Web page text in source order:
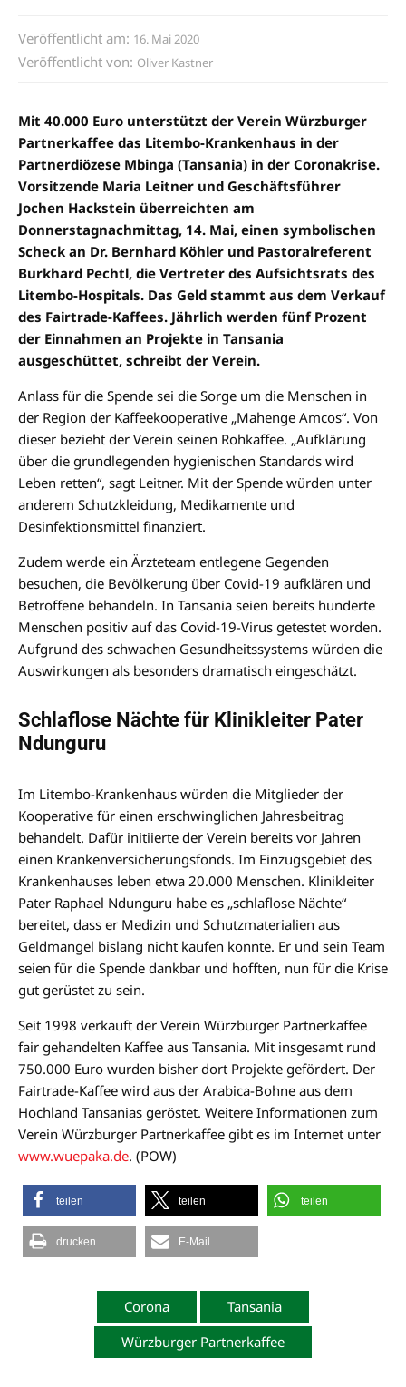
Veröffentlicht am: 16. Mai 2020
Veröffentlicht von: Oliver Kastner
Mit 40.000 Euro unterstützt der Verein Würzburger
Partnerkaffee das Litembo-Krankenhaus in der
Partnerdiözese Mbinga (Tansania) in der Coronakrise.
Vorsitzende Maria Leitner und Geschäftsführer
Jochen Hackstein überreichten am
Donnerstagnachmittag, 14. Mai, einen symbolischen
Scheck an Dr. Bernhard Köhler und Pastoralreferent
Burkhard Pechtl, die Vertreter des Aufsichtsrats des
Litembo-Hospitals. Das Geld stammt aus dem Verkauf
des Fairtrade-Kaffees. Jährlich werden fünf Prozent
der Einnahmen an Projekte in Tansania
ausgeschüttet, schreibt der Verein.
Anlass für die Spende sei die Sorge um die Menschen in
der Region der Kaffeekooperative „Mahenge Amcos“. Von
dieser bezieht der Verein seinen Rohkaffee. „Aufklärung
über die grundlegenden hygienischen Standards wird
Leben retten“, sagt Leitner. Mit der Spende würden unter
anderem Schutzkleidung, Medikamente und
Desinfektionsmittel finanziert.
Zudem werde ein Ärzteteam entlegene Gegenden
besuchen, die Bevölkerung über Covid-19 aufklären und
Betroffene behandeln. In Tansania seien bereits hunderte
Menschen positiv auf das Covid-19-Virus getestet worden.
Aufgrund des schwachen Gesundheitssystems würden die
Auswirkungen als besonders dramatisch eingeschätzt.
Schlaflose Nächte für Klinikleiter Pater
Ndunguru
Im Litembo-Krankenhaus würden die Mitglieder der
Kooperative für einen erschwinglichen Jahresbeitrag
behandelt. Dafür initiierte der Verein bereits vor Jahren
einen Krankenversicherungsfonds. Im Einzugsgebiet des
Krankenhauses leben etwa 20.000 Menschen. Klinikleiter
Pater Raphael Ndunguru habe es „schlaflose Nächte“
bereitet, dass er Medizin und Schutzmaterialien aus
Geldmangel bislang nicht kaufen konnte. Er und sein Team
seien für die Spende dankbar und hofften, nun für die Krise
gut gerüstet zu sein.
Seit 1998 verkauft der Verein Würzburger Partnerkaffee
fair gehandelten Kaffee aus Tansania. Mit insgesamt rund
750.000 Euro wurden bisher dort Projekte gefördert. Der
Fairtrade-Kaffee wird aus der Arabica-Bohne aus dem
Hochland Tansanias geröstet. Weitere Informationen zum
Verein Würzburger Partnerkaffee gibt es im Internet unter
www.wuepaka.de. (POW)
teilen teilen teilen
drucken E-Mail
Corona
Tansania
Würzburger Partnerkaffee